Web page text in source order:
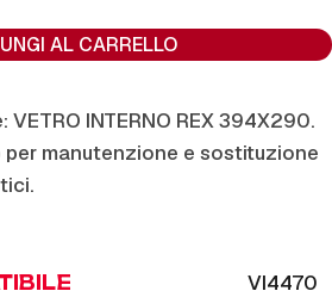
AL CARRELLO
INTERNO REX 394X290.
manutenzione e sostituzione
VI4470